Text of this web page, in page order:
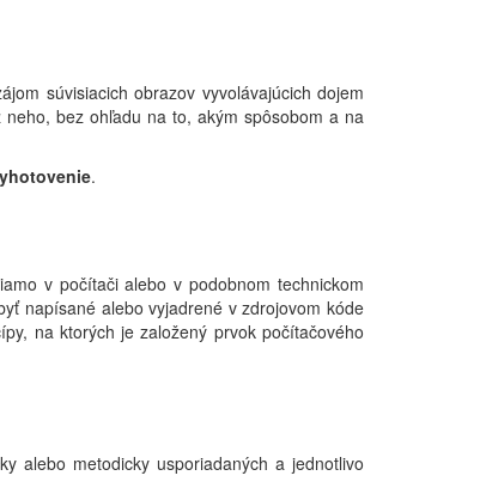
súvisiacich obrazov vyvolávajúcich dojem
bez ohľadu na to, akým spôsobom a na
.
v počítači alebo v podobnom technickom
napísané alebo vyjadrené v zdrojovom kóde
na ktorých je založený prvok počítačového
alebo metodicky usporiadaných a jednotlivo